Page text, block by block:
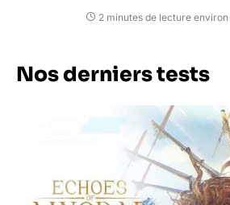
2 minutes de lecture environ
Nos derniers tests